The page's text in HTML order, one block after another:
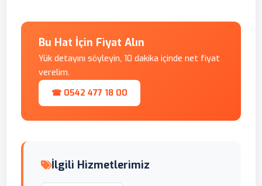
Bu Hat İçin Fiyat Alın
Yük detayını söyleyin, 10 dakika içinde net fiyat
verelim.
☎ 0542 477 18 00
İlgili Hizmetlerimiz